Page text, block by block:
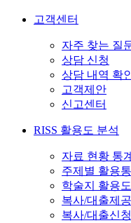
고객센터
자주 찾는 질
상담 신청
상담 내역 확
고객제안
신고센터
RISS 활용도 분석
자료 현황 통계
주제별 활용
학술지 활용
복사/대출제
복사/대출신